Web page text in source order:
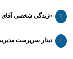
«زندگی شخصی
دیدار سرپرست